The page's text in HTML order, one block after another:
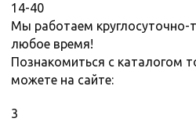
14-40
Мы работаем круглосуточно-
любое время!
Познакомиться с каталогом
можете на сайте:
3